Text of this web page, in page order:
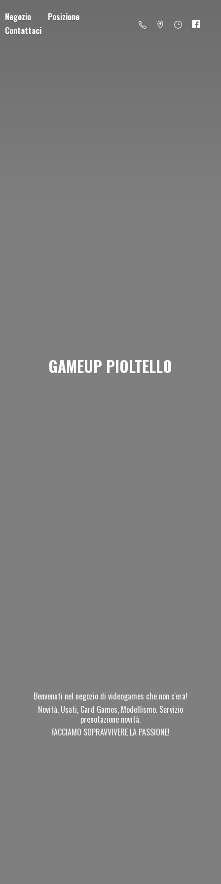
Negozio
Posizione
Contattaci
GAMEUP PIOLTELLO
Benvenuti nel negozio di videogames che non c'era!
Novità, Usati, Card Games, Modellismo. Servizio
prenotazione novità.
FACCIAMO SOPRAVVIVERE LA PASSIONE!